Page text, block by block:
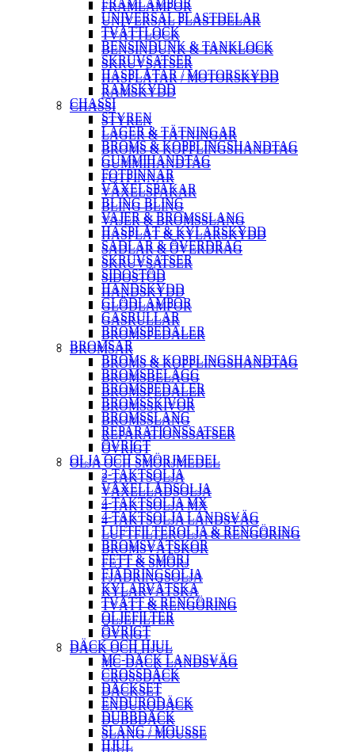
FRAMLAMPOR
UNIVERSAL PLASTDELAR
TVÄTTLOCK
BENSINDUNK & TANKLOCK
SKRUVSATSER
HASPLÅTAR / MOTORSKYDD
RAMSKYDD
CHASSI
STYREN
LAGER & TÄTNINGAR
BROMS & KOPPLINGSHANDTAG
GUMMIHANDTAG
FOTPINNAR
VÄXELSPAKAR
BLING BLING
VAJER & BROMSSLANG
HASPLÅT & KYLARSKYDD
SADLAR & ÖVERDRAG
SKRUVSATSER
SIDOSTÖD
HANDSKYDD
GLÖDLAMPOR
GASRULLAR
BROMSPEDALER
BROMSAR
BROMS & KOPPLINGSHANDTAG
BROMSBELÄGG
BROMSPEDALER
BROMSSKIVOR
BROMSSLANG
REPARATIONSSATSER
ÖVRIGT
OLJA OCH SMÖRJMEDEL
2-TAKTSOLJA
VÄXELLÅDSOLJA
4-TAKTSOLJA MX
4-TAKTSOLJA LANDSVÄG
LUFTFILTEROLJA & RENGÖRING
BROMSVÄTSKOR
FETT & SMÖRJ
FJÄDRINGSOLJA
KYLARVÄTSKA
TVÄTT & RENGÖRING
OLJEFILTER
ÖVRIGT
DÄCK OCH HJUL
MC-DÄCK LANDSVÄG
CROSSDÄCK
DÄCKSET
ENDURODÄCK
DUBBDÄCK
SLANG / MOUSSE
HJUL
FRAMLAMPOR
UNIVERSAL PLASTDELAR
TVÄTTLOCK
BENSINDUNK & TANKLOCK
SKRUVSATSER
HASPLÅTAR / MOTORSKYDD
RAMSKYDD
CHASSI
STYREN
LAGER & TÄTNINGAR
BROMS & KOPPLINGSHANDTAG
GUMMIHANDTAG
FOTPINNAR
VÄXELSPAKAR
BLING BLING
VAJER & BROMSSLANG
HASPLÅT & KYLARSKYDD
SADLAR & ÖVERDRAG
SKRUVSATSER
SIDOSTÖD
HANDSKYDD
GLÖDLAMPOR
GASRULLAR
BROMSPEDALER
BROMSAR
BROMS & KOPPLINGSHANDTAG
BROMSBELÄGG
BROMSPEDALER
BROMSSKIVOR
BROMSSLANG
REPARATIONSSATSER
ÖVRIGT
OLJA OCH SMÖRJMEDEL
2-TAKTSOLJA
VÄXELLÅDSOLJA
4-TAKTSOLJA MX
4-TAKTSOLJA LANDSVÄG
LUFTFILTEROLJA & RENGÖRING
BROMSVÄTSKOR
FETT & SMÖRJ
FJÄDRINGSOLJA
KYLARVÄTSKA
TVÄTT & RENGÖRING
OLJEFILTER
ÖVRIGT
DÄCK OCH HJUL
MC-DÄCK LANDSVÄG
CROSSDÄCK
DÄCKSET
ENDURODÄCK
DUBBDÄCK
SLANG / MOUSSE
HJUL